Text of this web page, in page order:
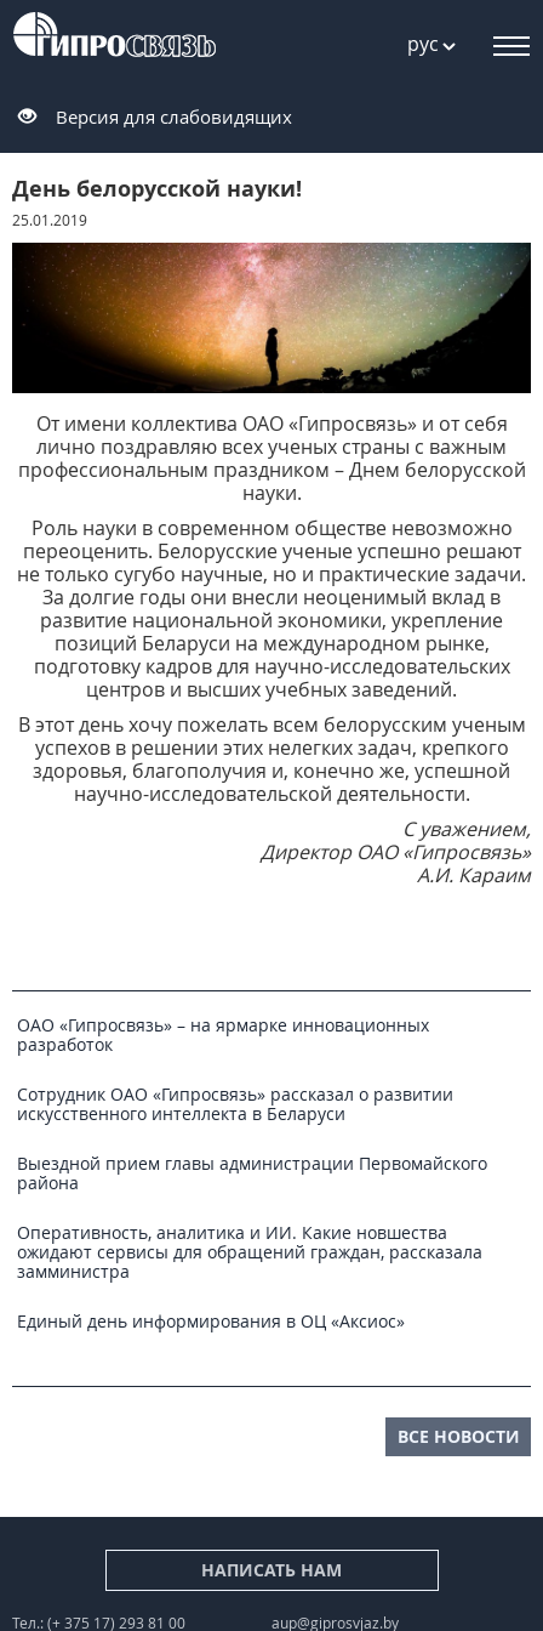
рус
Версия для слабовидящих
День белорусской науки!
25.01.2019
От имени коллектива ОАО «Гипросвязь» и от себя
лично поздравляю всех ученых страны с важным
профессиональным праздником – Днем белорусской
науки.
Роль науки в современном обществе невозможно
переоценить. Белорусские ученые успешно решают
не только сугубо научные, но и практические задачи.
За долгие годы они внесли неоценимый вклад в
развитие национальной экономики, укрепление
позиций Беларуси на международном рынке,
подготовку кадров для научно-исследовательских
центров и высших учебных заведений.
В этот день хочу пожелать всем белорусским ученым
успехов в решении этих нелегких задач, крепкого
здоровья, благополучия и, конечно же, успешной
научно-исследовательской деятельности.
С уважением,
Директор ОАО «Гипросвязь»
А.И. Караим
ОАО «Гипросвязь» – на ярмарке инновационных
разработок
Сотрудник ОАО «Гипросвязь» рассказал о развитии
искусственного интеллекта в Беларуси
Выездной прием главы администрации Первомайского
района
Оперативность, аналитика и ИИ. Какие новшества
ожидают сервисы для обращений граждан, рассказала
замминистра
Единый день информирования в ОЦ «Аксиос»
ВСЕ НОВОСТИ
НАПИСАТЬ НАМ
Тел.: (+ 375 17) 293 81 00
aup@giprosvjaz.by